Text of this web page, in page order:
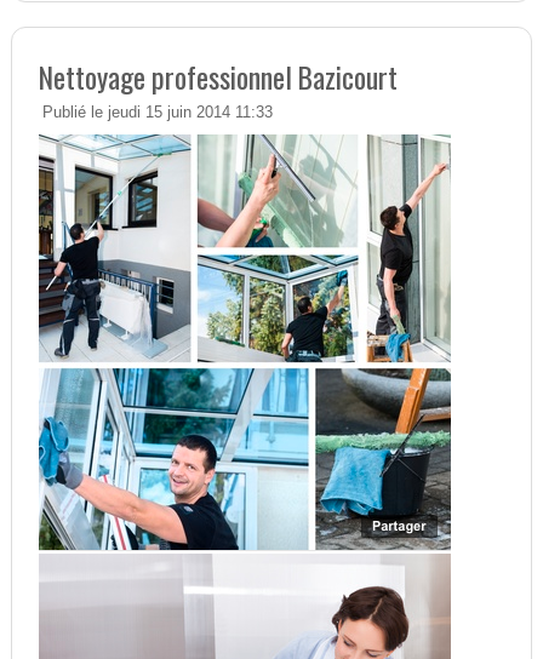
Nettoyage professionnel Bazicourt
Publié le jeudi 15 juin 2014 11:33